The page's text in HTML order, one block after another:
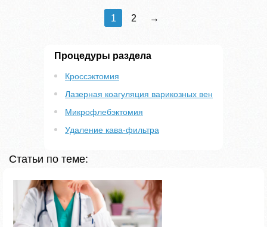
1 2 →
Процедуры раздела
Кроссэктомия
Лазерная коагуляция варикозных вен
Микрофлебэктомия
Удаление кава-фильтра
Статьи по теме: